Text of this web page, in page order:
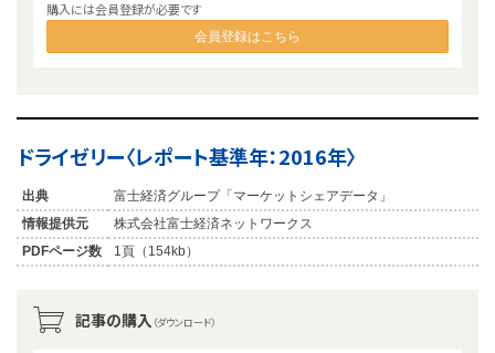
購入には会員登録が必要です
会員登録はこちら
ドライゼリー〈レポート基準年：2016年〉
出典
富士経済グループ「マーケットシェアデータ」
情報提供元
株式会社富士経済ネットワークス
PDFページ数
1頁（154kb）
記事の購入 （ダウンロード）